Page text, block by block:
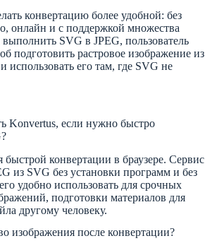
конвертацию более удобной: без
онлайн и с поддержкой множества
SVG в JPEG, пользователь
подготовить растровое изображение из
использовать его там, где SVG не
Konvertus, если нужно быстро
быстрой конвертации в браузере. Сервис
из SVG без установки программ и без
удобно использовать для срочных
подготовки материалов для
другому человеку.
изображения после конвертации?